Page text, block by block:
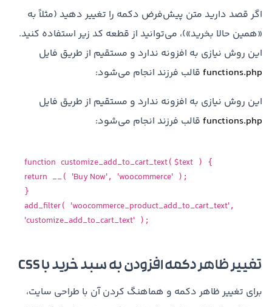
اگر قصد دارید متن پیش‌فرض دکمه را تغییر دهید (مثلاً به
«همین حالا بخرید»)، می‌توانید از قطعه کد زیر استفاده کنید.
این روش نیازی به افزونه ندارد و مستقیم از طریق فایل
functions.php قالب فرزند انجام می‌شود:
این روش نیازی به افزونه ندارد و مستقیم از طریق فایل
functions.php قالب فرزند انجام می‌شود:
function customize_add_to_cart_text( $text ) {
return __( 'Buy Now', 'woocommerce' );
}
add_filter( 'woocommerce_product_add_to_cart_text',
'customize_add_to_cart_text' );
تغییر ظاهر دکمه افزودن به سبد خرید با CSS
برای تغییر ظاهر دکمه و هماهنگ کردن آن با طراحی سایت،